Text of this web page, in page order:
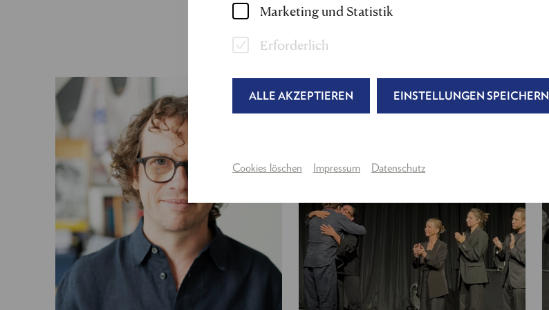
Marketing und Statistik
Erforderlich
ALLE AKZEPTIEREN EINSTELLUNGEN SPEICHERN
Cookies löschen Impressum Datenschutz
Daniel Jesch
David Oberkogler
Jakob Semotan